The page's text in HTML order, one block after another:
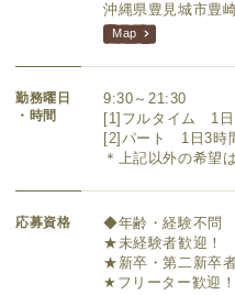
沖縄県豊見城市豊
Map
勤務曜日
・時間
9:30～21:30
[1]フルタイム 1日
[2]パート 1日3時
＊上記以外の希望
応募資格
◆年齢・経験不問
★未経験者歓迎！
★新卒・第二新卒
★フリーター歓迎！